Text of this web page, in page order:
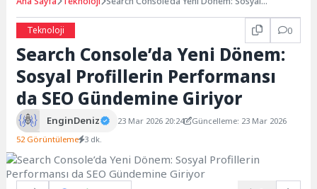
Teknoloji 0
Search Console’da Yeni Dönem:
Sosyal Profillerin Performansı
da SEO Gündemine Giriyor
EnginDeniz 23 Mar 2026 20:24
Güncelleme: 23 Mar 2026
52 Görüntüleme 3 dk.